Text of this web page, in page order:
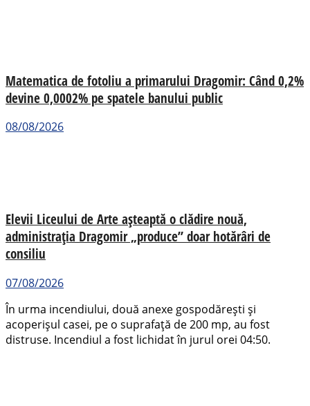
Matematica de fotoliu a primarului Dragomir: Când 0,2%
devine 0,0002% pe spatele banului public
08/08/2026
Elevii Liceului de Arte așteaptă o clădire nouă,
administrația Dragomir „produce” doar hotărâri de
consiliu
07/08/2026
În urma incendiului, două anexe gospodărești și
acoperișul casei, pe o suprafață de 200 mp, au fost
distruse. Incendiul a fost lichidat în jurul orei 04:50.